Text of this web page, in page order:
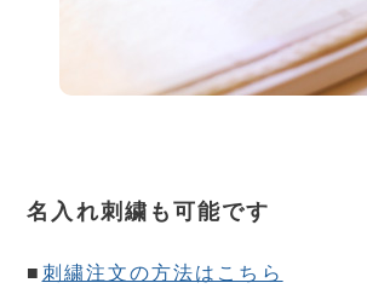
名入れ刺繍も可能です
■ 刺繍注文の方法はこちら